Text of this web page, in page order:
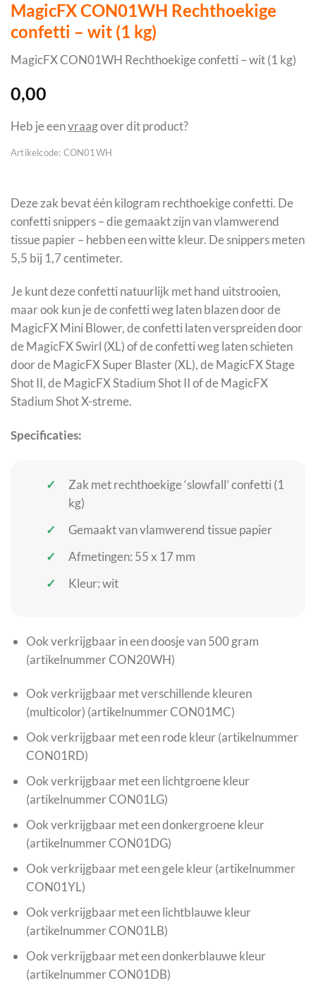
MagicFX CON01WH Rechthoekige
confetti – wit (1 kg)
MagicFX CON01WH Rechthoekige confetti – wit (1 kg)
0,00
Heb je eenvraagover dit product?
Artikelcode: CON01WH
Deze zak bevat één kilogram rechthoekige confetti. De
confetti snippers – die gemaakt zijn van vlamwerend
tissue papier – hebben een witte kleur. De snippers meten
5,5 bij 1,7 centimeter.
Je kunt deze confetti natuurlijk met hand uitstrooien,
maar ook kun je de confetti weg laten blazen door de
MagicFX Mini Blower, de confetti laten verspreiden door
de MagicFX Swirl (XL) of de confetti weg laten schieten
door de MagicFX Super Blaster (XL), de MagicFX Stage
Shot II, de MagicFX Stadium Shot II of de MagicFX
Stadium Shot X-streme.
Specificaties:
Zak met rechthoekige ‘slowfall’ confetti (1
kg)
Gemaakt van vlamwerend tissue papier
Afmetingen: 55 x 17 mm
Kleur: wit
Ook verkrijgbaar in een doosje van 500 gram
(artikelnummer CON20WH)
Ook verkrijgbaar met verschillende kleuren
(multicolor) (artikelnummer CON01MC)
Ook verkrijgbaar met een rode kleur (artikelnummer
CON01RD)
Ook verkrijgbaar met een lichtgroene kleur
(artikelnummer CON01LG)
Ook verkrijgbaar met een donkergroene kleur
(artikelnummer CON01DG)
Ook verkrijgbaar met een gele kleur (artikelnummer
CON01YL)
Ook verkrijgbaar met een lichtblauwe kleur
(artikelnummer CON01LB)
Ook verkrijgbaar met een donkerblauwe kleur
(artikelnummer CON01DB)